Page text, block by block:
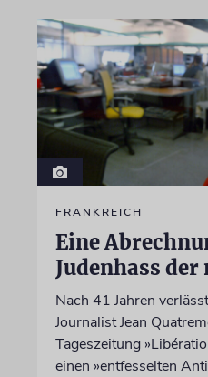
FRANKREICH
Eine
Judenhass
Nach 41 Jahren
Journalist Jean
Tageszeitung
einen »entfesselten